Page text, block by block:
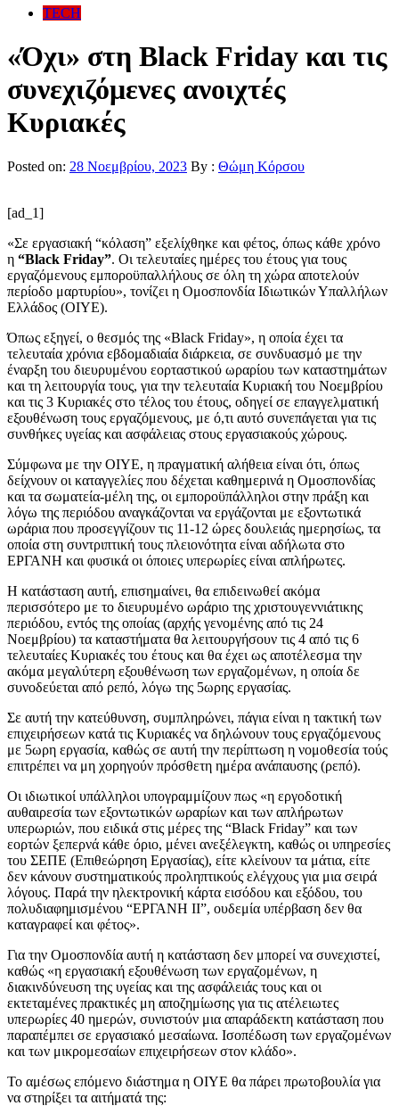
TECH
«Όχι» στη Black Friday και τις
συνεχιζόμενες ανοιχτές
Κυριακές
Posted on: 28 Νοεμβρίου, 2023 By : Θώμη Κόρσου
[ad_1]
«Σε εργασιακή “κόλαση” εξελίχθηκε και φέτος, όπως κάθε χρόνο
η “Black Friday”. Oι τελευταίες ημέρες του έτους για τους
εργαζόμενους εμποροϋπαλλήλους σε όλη τη χώρα αποτελούν
περίοδο μαρτυρίου», τονίζει η Ομοσπονδία Ιδιωτικών Υπαλλήλων
Ελλάδος (ΟΙΥΕ).
Όπως εξηγεί, ο θεσμός της «Black Friday», η οποία έχει τα
τελευταία χρόνια εβδομαδιαία διάρκεια, σε συνδυασμό με την
έναρξη του διευρυμένου εορταστικού ωραρίου των καταστημάτων
και τη λειτουργία τους, για την τελευταία Κυριακή του Νοεμβρίου
και τις 3 Κυριακές στο τέλος του έτους, οδηγεί σε επαγγελματική
εξουθένωση τους εργαζόμενους, με ό,τι αυτό συνεπάγεται για τις
συνθήκες υγείας και ασφάλειας στους εργασιακούς χώρους.
Σύμφωνα με την ΟΙΥΕ, η πραγματική αλήθεια είναι ότι, όπως
δείχνουν οι καταγγελίες που δέχεται καθημερινά η Ομοσπονδίας
και τα σωματεία-μέλη της, οι εμποροϋπάλληλοι στην πράξη και
λόγω της περιόδου αναγκάζονται να εργάζονται με εξοντωτικά
ωράρια που προσεγγίζουν τις 11-12 ώρες δουλειάς ημερησίως, τα
οποία στη συντριπτική τους πλειονότητα είναι αδήλωτα στο
ΕΡΓΑΝΗ και φυσικά οι όποιες υπερωρίες είναι απλήρωτες.
Η κατάσταση αυτή, επισημαίνει, θα επιδεινωθεί ακόμα
περισσότερο με το διευρυμένο ωράριο της χριστουγεννιάτικης
περιόδου, εντός της οποίας (αρχής γενομένης από τις 24
Νοεμβρίου) τα καταστήματα θα λειτουργήσουν τις 4 από τις 6
τελευταίες Κυριακές του έτους και θα έχει ως αποτέλεσμα την
ακόμα μεγαλύτερη εξουθένωση των εργαζομένων, η οποία δε
συνοδεύεται από ρεπό, λόγω της 5ωρης εργασίας.
Σε αυτή την κατεύθυνση, συμπληρώνει, πάγια είναι η τακτική των
επιχειρήσεων κατά τις Κυριακές να δηλώνουν τους εργαζόμενους
με 5ωρη εργασία, καθώς σε αυτή την περίπτωση η νομοθεσία τούς
επιτρέπει να μη χορηγούν πρόσθετη ημέρα ανάπαυσης (ρεπό).
Οι ιδιωτικοί υπάλληλοι υπογραμμίζουν πως «η εργοδοτική
αυθαιρεσία των εξοντωτικών ωραρίων και των απλήρωτων
υπερωριών, που ειδικά στις μέρες της “Black Friday” και των
εορτών ξεπερνά κάθε όριο, μένει ανεξέλεγκτη, καθώς οι υπηρεσίες
του ΣΕΠΕ (Επιθεώρηση Εργασίας), είτε κλείνουν τα μάτια, είτε
δεν κάνουν συστηματικούς προληπτικούς ελέγχους για μια σειρά
λόγους. Παρά την ηλεκτρονική κάρτα εισόδου και εξόδου, του
πολυδιαφημισμένου “ΕΡΓΑΝΗ ΙΙ”, ουδεμία υπέρβαση δεν θα
καταγραφεί και φέτος».
Για την Ομοσπονδία αυτή η κατάσταση δεν μπορεί να συνεχιστεί,
καθώς «η εργασιακή εξουθένωση των εργαζομένων, η
διακινδύνευση της υγείας και της ασφάλειάς τους και οι
εκτεταμένες πρακτικές μη αποζημίωσης για τις ατέλειωτες
υπερωρίες 40 ημερών, συνιστούν μια απαράδεκτη κατάσταση που
παραπέμπει σε εργασιακό μεσαίωνα. Ισοπέδωση των εργαζομένων
και των μικρομεσαίων επιχειρήσεων στον κλάδο».
Το αμέσως επόμενο διάστημα η ΟΙΥΕ θα πάρει πρωτοβουλία για
να στηρίξει τα αιτήματά της: